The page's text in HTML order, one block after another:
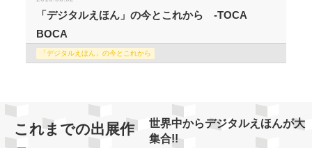
「デジタルえほん」の今とこれから -TOCA
BOCA
「デジタルえほん」の今とこれから
これまでの出展作
世界中からデジタルえほんが大
集合!!